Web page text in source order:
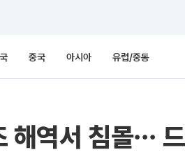
중국 아시아 유럽/중동
해역서 침몰⋯